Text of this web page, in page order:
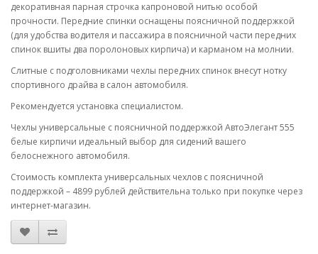
декоративная парная строчка капроновой нитью особой
прочности. Передние спинки оснащены поясничной поддержкой
(для удобства водителя и пассажира в поясничной части передних
спинок вшиты два поролоновых кирпича) и карманом на молнии.
Слитные с подголовниками чехлы передних спинок внесут нотку
спортивного драйва в салон автомобиля.
Рекомендуется установка специалистом.
Чехлы универсальные с поясничной поддержкой АвтоЭлегант 555
белые кирпичи идеальный выбор для сидений вашего
белоснежного автомобиля.
Стоимость комплекта универсальных чехлов с поясничной
поддержкой – 4899 рублей действительна только при покупке через
интернет-магазин.